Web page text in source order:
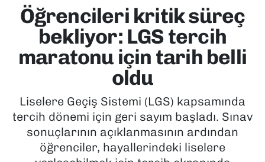
Öğrencileri kritik süreç
bekliyor: LGS tercih
maratonu için tarih belli
oldu
Liselere Geçiş Sistemi (LGS) kapsamında
tercih dönemi için geri sayım başladı. Sınav
sonuçlarının açıklanmasının ardından
öğrenciler, hayallerindeki liselere
EKONOMİ
KÜLTÜR SANAT
POLİTİKA
SAĞLIK
Tüm Manşetler
Son Dakika Haberleri